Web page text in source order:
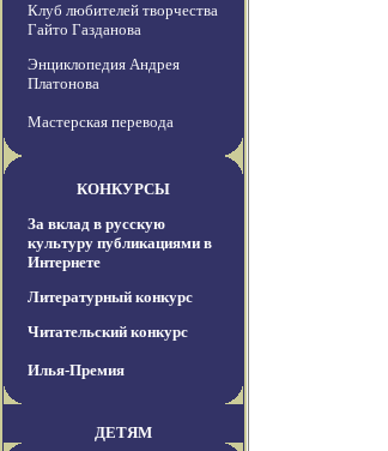
Клуб любителей творчества
Гайто Газданова
Энциклопедия Андрея
Платонова
Мастерская перевода
КОНКУРСЫ
За вклад в русскую
культуру публикациями в
Интернете
Литературный конкурс
Читательский конкурс
Илья-Премия
ДЕТЯМ